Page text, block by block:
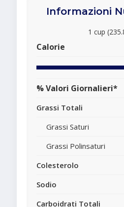
Informazioni
1 cup
Calorie
% Valori Giornalieri*
Grassi Totali
Grassi Saturi
Grassi Polinsaturi
Colesterolo
Sodio
Carboidrati Totali